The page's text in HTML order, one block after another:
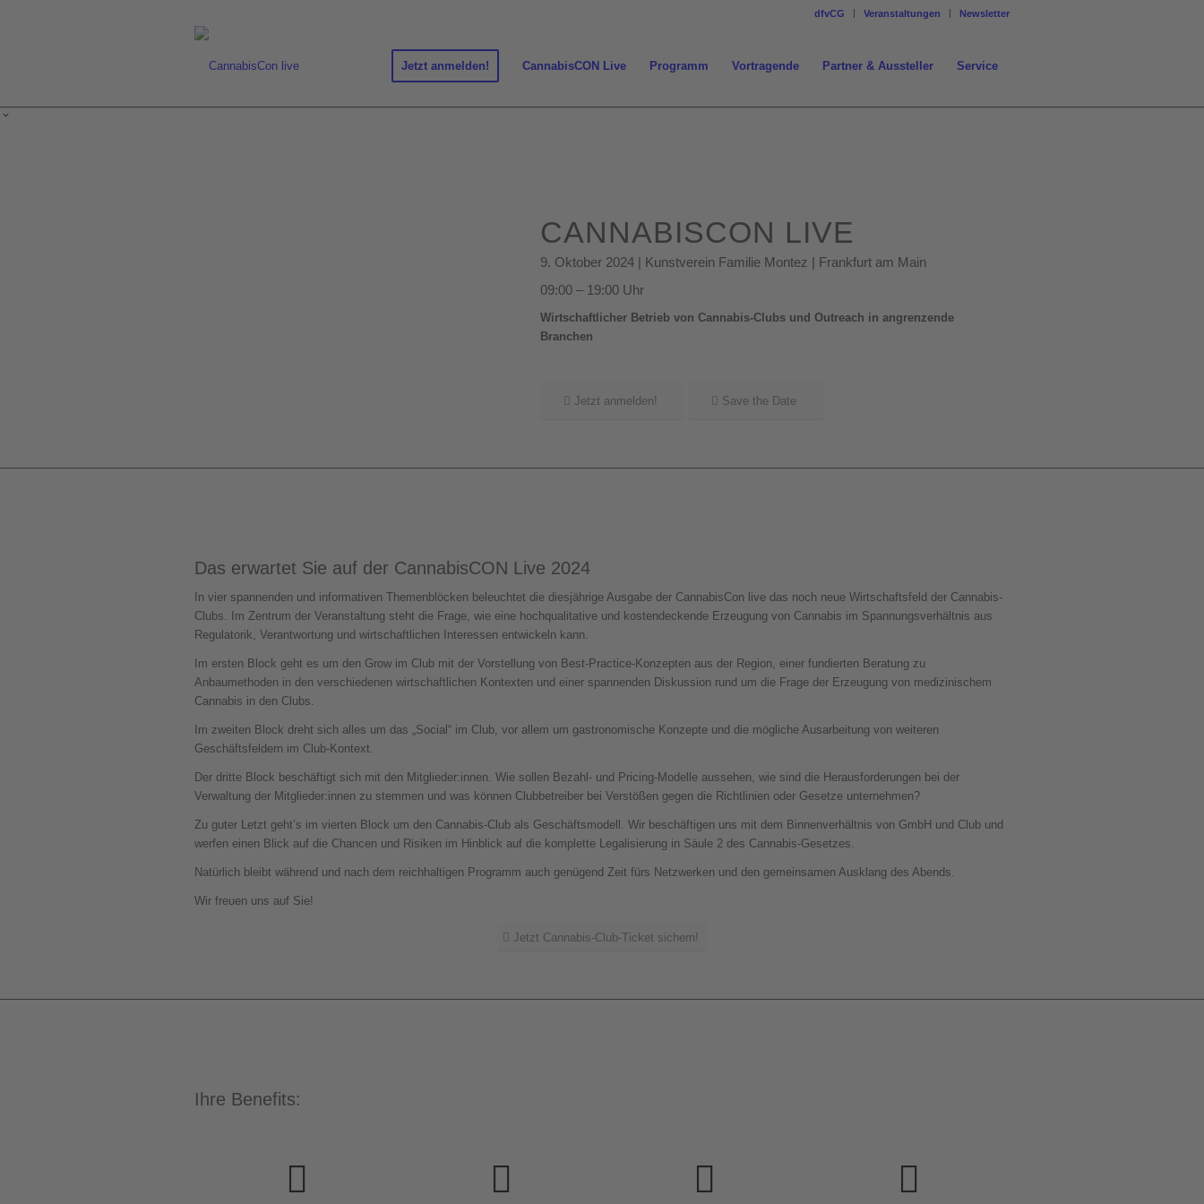
dfvCG Veranstaltungen Newsletter
Jetzt anmelden! CannabisCON Live Programm Vortragende Partner & Aussteller Service
CANNABISCON LIVE
9. Oktober 2024 | Kunstverein Familie Montez | Frankfurt am Main
09:00 – 19:00 Uhr
Wirtschaftlicher Betrieb von Cannabis-Clubs und Outreach in angrenzende
Branchen
Jetzt anmelden! Save the Date
Das erwartet Sie auf der CannabisCON Live 2024
In vier spannenden und informativen Themenblöcken beleuchtet die diesjährige Ausgabe der CannabisCon live das noch neue Wirtschaftsfeld der Cannabis-
Clubs. Im Zentrum der Veranstaltung steht die Frage, wie eine hochqualitative und kostendeckende Erzeugung von Cannabis im Spannungsverhältnis aus
Regulatorik, Verantwortung und wirtschaftlichen Interessen entwickeln kann.
Im ersten Block geht es um den Grow im Club mit der Vorstellung von Best-Practice-Konzepten aus der Region, einer fundierten Beratung zu
Anbaumethoden in den verschiedenen wirtschaftlichen Kontexten und einer spannenden Diskussion rund um die Frage der Erzeugung von medizinischem
Cannabis in den Clubs.
Im zweiten Block dreht sich alles um das „Social“ im Club, vor allem um gastronomische Konzepte und die mögliche Ausarbeitung von weiteren
Geschäftsfeldern im Club-Kontext.
Der dritte Block beschäftigt sich mit den Mitglieder:innen. Wie sollen Bezahl- und Pricing-Modelle aussehen, wie sind die Herausforderungen bei der
Verwaltung der Mitglieder:innen zu stemmen und was können Clubbetreiber bei Verstößen gegen die Richtlinien oder Gesetze unternehmen?
Zu guter Letzt geht’s im vierten Block um den Cannabis-Club als Geschäftsmodell. Wir beschäftigen uns mit dem Binnenverhältnis von GmbH und Club und
werfen einen Blick auf die Chancen und Risiken im Hinblick auf die komplette Legalisierung in Säule 2 des Cannabis-Gesetzes.
Natürlich bleibt während und nach dem reichhaltigen Programm auch genügend Zeit fürs Netzwerken und den gemeinsamen Ausklang des Abends.
Wir freuen uns auf Sie!
Jetzt Cannabis-Club-Ticket sichern!
Ihre Benefits:
Informieren Sie sich über